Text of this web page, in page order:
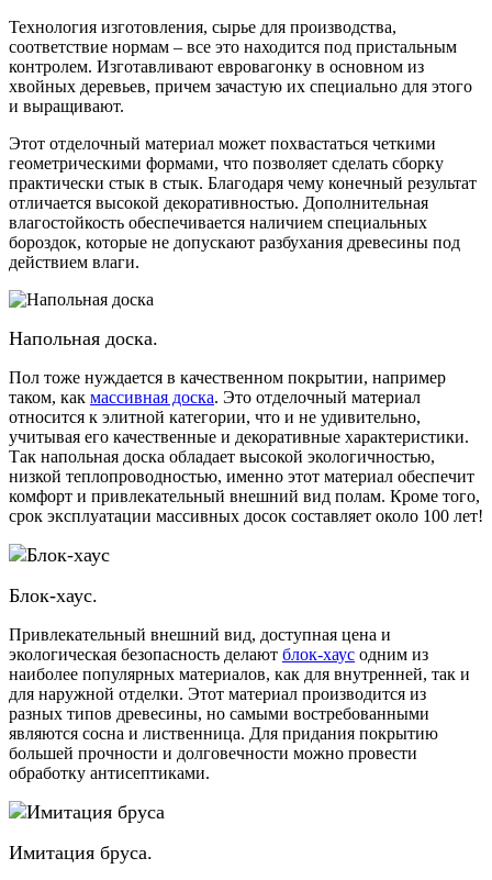
Технология изготовления, сырье для производства,
соответствие нормам – все это находится под пристальным
контролем. Изготавливают евровагонку в основном из
хвойных деревьев, причем зачастую их специально для этого
и выращивают.
Этот отделочный материал может похвастаться четкими
геометрическими формами, что позволяет сделать сборку
практически стык в стык. Благодаря чему конечный результат
отличается высокой декоративностью. Дополнительная
влагостойкость обеспечивается наличием специальных
бороздок, которые не допускают разбухания древесины под
действием влаги.
Напольная доска.
Пол тоже нуждается в качественном покрытии, например
таком, как массивная доска. Это отделочный материал
относится к элитной категории, что и не удивительно,
учитывая его качественные и декоративные характеристики.
Так напольная доска обладает высокой экологичностью,
низкой теплопроводностью, именно этот материал обеспечит
комфорт и привлекательный внешний вид полам. Кроме того,
срок эксплуатации массивных досок составляет около 100 лет!
Блок-хаус.
Привлекательный внешний вид, доступная цена и
экологическая безопасность делают блок-хаус одним из
наиболее популярных материалов, как для внутренней, так и
для наружной отделки. Этот материал производится из
разных типов древесины, но самыми востребованными
являются сосна и лиственница. Для придания покрытию
большей прочности и долговечности можно провести
обработку антисептиками.
Имитация бруса.